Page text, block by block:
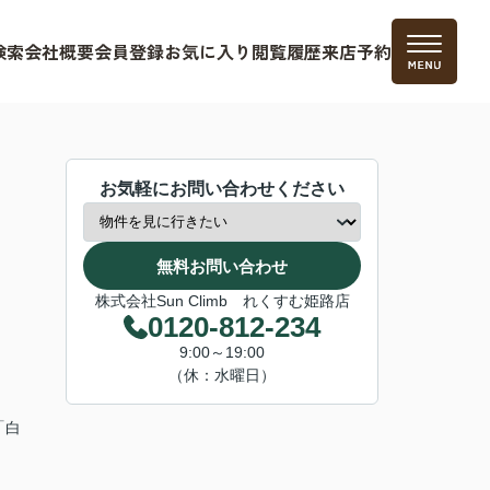
索会社概要会員登録お気に入り 閲覧履歴来店予約
白
お気軽にお問い合わせください
無料お問い合わせ
株式会社Sun Climb れくすむ姫路店
0120-812-234
9:00～19:00
（休：水曜日）